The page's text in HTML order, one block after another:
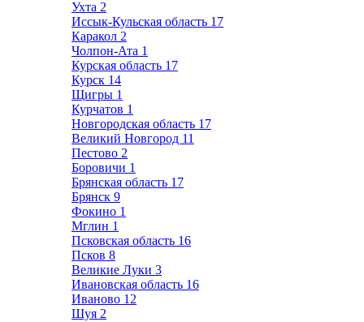
Ухта 2
Иссык-Кульская область 17
Каракол 2
Чолпон-Ата 1
Курская область 17
Курск 14
Щигры 1
Курчатов 1
Новгородская область 17
Великий Новгород 11
Пестово 2
Боровичи 1
Брянская область 17
Брянск 9
Фокино 1
Мглин 1
Псковская область 16
Псков 8
Великие Луки 3
Ивановская область 16
Иваново 12
Шуя 2